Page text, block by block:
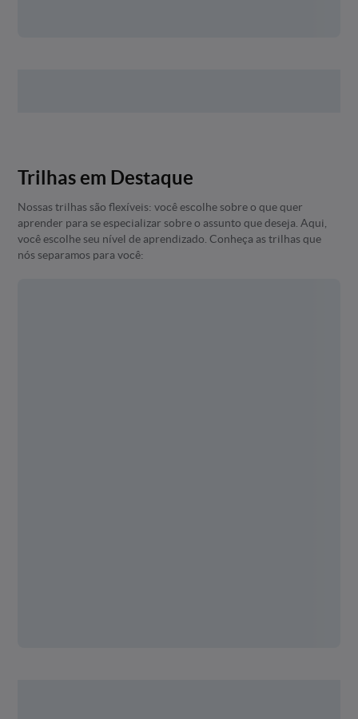
Trilhas em Destaque
Nossas trilhas são flexíveis: você escolhe sobre o que quer
aprender para se especializar sobre o assunto que deseja. Aqui,
você escolhe seu nível de aprendizado. Conheça as trilhas que
nós separamos para você: